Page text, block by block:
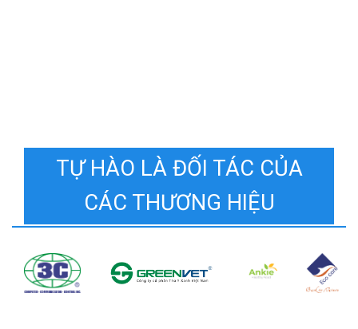
TỰ HÀO LÀ ĐỐI TÁC CỦA
CÁC THƯƠNG HIỆU